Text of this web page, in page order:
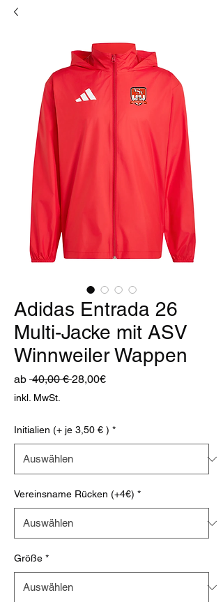
Adidas Entrada 26
Multi-Jacke mit ASV
Winnweiler Wappen
ab 40,00 € Standardpreis
28,00€Sale-
inkl. MwSt.
Initialien (+ je 3,50 € ) *
Vereinsname Rücken (+4€) *
Größe *